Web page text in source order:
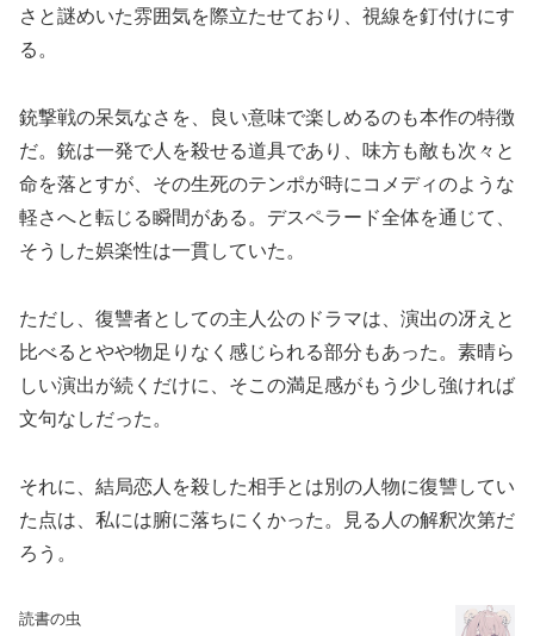
さと謎めいた雰囲気を際立たせており、視線を釘付けにす
る。
銃撃戦の呆気なさを、良い意味で楽しめるのも本作の特徴
だ。銃は一発で人を殺せる道具であり、味方も敵も次々と
命を落とすが、その生死のテンポが時にコメディのような
軽さへと転じる瞬間がある。デスペラード全体を通じて、
そうした娯楽性は一貫していた。
ただし、復讐者としての主人公のドラマは、演出の冴えと
比べるとやや物足りなく感じられる部分もあった。素晴ら
しい演出が続くだけに、そこの満足感がもう少し強ければ
文句なしだった。
それに、結局恋人を殺した相手とは別の人物に復讐してい
た点は、私には腑に落ちにくかった。見る人の解釈次第だ
ろう。
読書の虫